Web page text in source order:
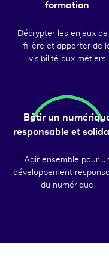
formation
Décrypter les enjeux
filière et apporter de
visibilité aux métiers
Bâtir un
responsable et
Agir ensemble pour
développement
du numérique